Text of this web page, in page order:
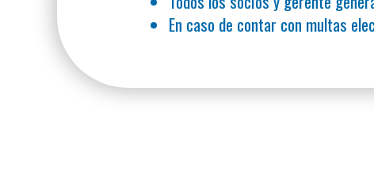
En caso de contar con multas